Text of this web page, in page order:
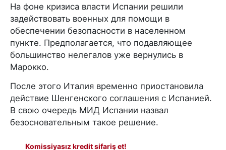
На фоне кризиса власти Испании решили
задействовать военных для помощи в
обеспечении безопасности в населенном
пункте. Предполагается, что подавляющее
большинство нелегалов уже вернулись в
Марокко.
После этого Италия временно приостановила
действие Шенгенского соглашения с Испанией.
В свою очередь МИД Испании назвал
безосновательным такое решение.
Komissiyasız kredit sifariş et!